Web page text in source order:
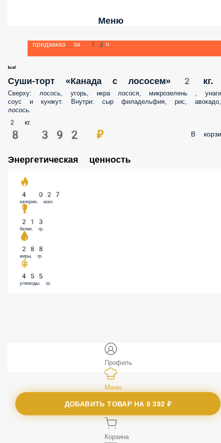
Меню
предзаказ за 12ч
Суши-торт «Канада с лососем» 2 кг.
Сверху: лосось, угорь, икра лосося, микрозелень , унаги соус и кунжут.
Внутри: сыр филадельфия, рис, авокадо, лосось.
2 кг.
8 392 ₽
4 027
калории, ккал.
213
белки, гр.
288
жиры, гр.
455
углеводы, гр.
ДОБАВИТЬ ТОВАР НА8 392 ₽
Профиль
Меню
Заказы
Корзина